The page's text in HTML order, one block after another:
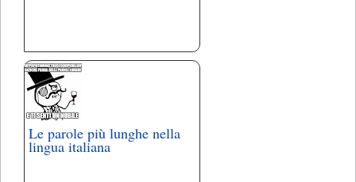
Le parole più lunghe nella
lingua italiana